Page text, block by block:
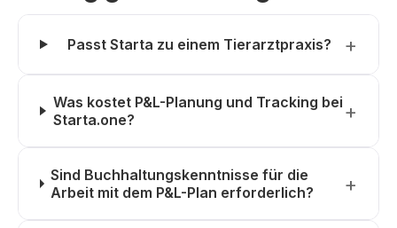
Passt Starta zu einem Tierarztpraxis?
Was kostet P&L-Planung und Tracking bei
Starta.one?
Sind Buchhaltungskenntnisse für die
Arbeit mit dem P&L-Plan erforderlich?